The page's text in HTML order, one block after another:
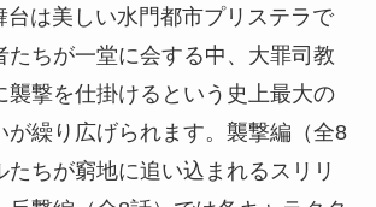
台は美しい水門都市プリステラで
たちが一堂に会する中、大罪司教
襲撃を仕掛けるという史上最大の
が繰り広げられます。襲撃編（全8
たちが窮地に追い込まれるスリリ